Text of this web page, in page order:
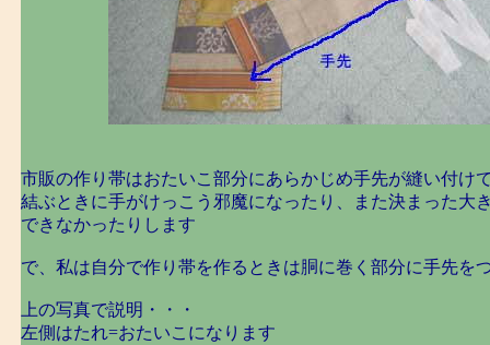
市販の作り帯はおたいこ部分にあらかじめ手先が縫い付け
結ぶときに手がけっこう邪魔になったり、また決まった大
できなかったりします
で、私は自分で作り帯を作るときは胴に巻く部分に手先を
上の写真で説明・・・
左側はたれ=おたいこになります